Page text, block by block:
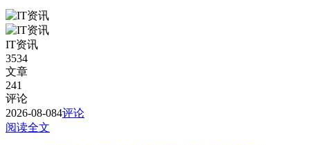
IT资讯
3534
文章
241
评论
2026-08-084评论
阅读全文